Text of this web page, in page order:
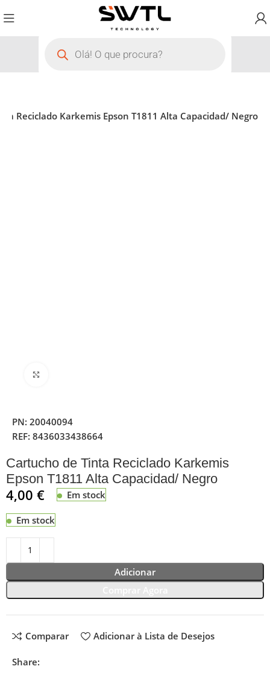
Reciclado Karkemis Epson T1811 Alta Capacidad/ Negro
PN:20040094
REF:8436033438664
Cartucho de Tinta Reciclado Karkemis
Epson T1811 Alta Capacidad/ Negro
4,00€ Em stock
Em stock
Adicionar
Comparar Adicionar à Lista de Desejos
Share: